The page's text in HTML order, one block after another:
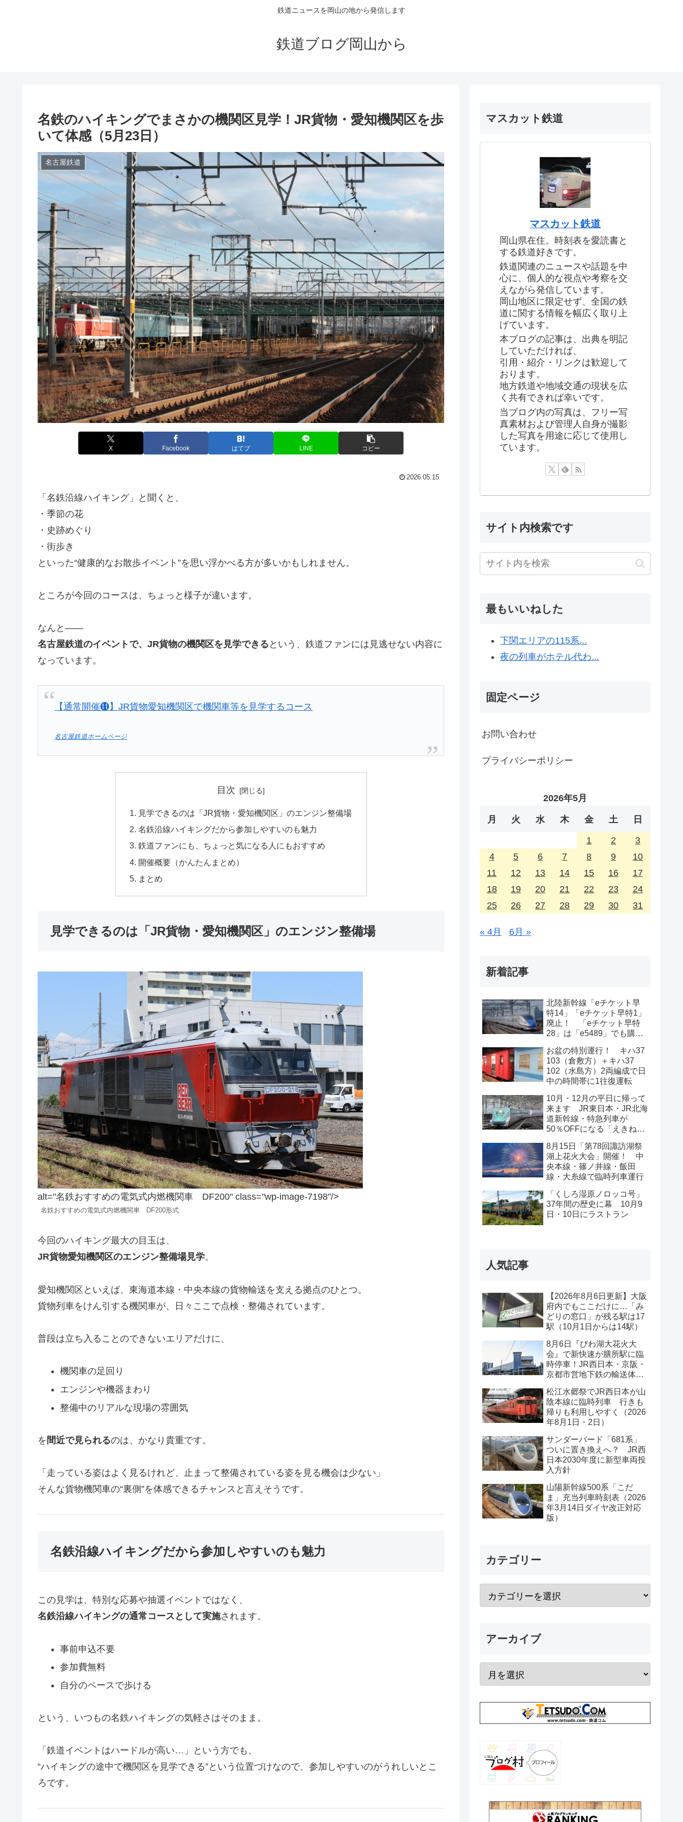
鉄道ニュースを岡山の地から発信します
鉄道ブログ岡山から
名鉄のハイキングでまさかの機関区見学！JR貨物・愛知機関区を歩
いて体感（5月23日）
名古屋鉄道
X Facebook はてブ LINE コピー
2026.05.15
「名鉄沿線ハイキング」と聞くと、
・季節の花
・史跡めぐり
・街歩き
といった“健康的なお散歩イベント”を思い浮かべる方が多いかもしれません。
ところが今回のコースは、ちょっと様子が違います。
なんと――
名古屋鉄道のイベントで、JR貨物の機関区を見学できる という、鉄道ファンには見逃せない内容に
なっています。
【通常開催⓫】JR貨物愛知機関区で機関車等を見学するコース
名古屋鉄道ホームページ
目次
見学できるのは「JR貨物・愛知機関区」のエンジン整備場
名鉄沿線ハイキングだから参加しやすいのも魅力
鉄道ファンにも、ちょっと気になる人にもおすすめ
開催概要（かんたんまとめ）
まとめ
見学できるのは「JR貨物・愛知機関区」のエンジン整備場
alt="名鉄おすすめの電気式内燃機関車 DF200" class="wp-image-7198"/>
名鉄おすすめの電気式内燃機関車 DF200形式
今回のハイキング最大の目玉は、
JR貨物愛知機関区のエンジン整備場見学。
愛知機関区といえば、東海道本線・中央本線の貨物輸送を支える拠点のひとつ。
貨物列車をけん引する機関車が、日々ここで点検・整備されています。
普段は立ち入ることのできないエリアだけに、
機関車の足回り
エンジンや機器まわり
整備中のリアルな現場の雰囲気
を 間近で見られるのは、かなり貴重です。
「走っている姿はよく見るけれど、止まって整備されている姿を見る機会は少ない」
そんな貨物機関車の“裏側”を体感できるチャンスと言えそうです。
名鉄沿線ハイキングだから参加しやすいのも魅力
この見学は、特別な応募や抽選イベントではなく、
名鉄沿線ハイキングの通常コースとして実施されます。
事前申込不要
参加費無料
自分のペースで歩ける
という、いつもの名鉄ハイキングの気軽さはそのまま。
「鉄道イベントはハードルが高い…」という方でも、
“ハイキングの途中で機関区を見学できる”という位置づけなので、参加しやすいのがうれしいとこ
ろです。
マスカット鉄道
マスカット鉄道
岡山県在住。時刻表を愛読書と
する鉄道好きです。
鉄道関連のニュースや話題を中
心に、個人的な視点や考察を交
えながら発信しています。
岡山地区に限定せず、全国の鉄
道に関する情報を幅広く取り上
げています。
本ブログの記事は、出典を明記
していただければ、
引用・紹介・リンクは歓迎して
おります。
地方鉄道や地域交通の現状を広
く共有できれば幸いです。
当ブログ内の写真は、フリー写
真素材および管理人自身が撮影
した写真を用途に応じて使用し
ています。
サイト内検索です
最もいいねした
下関エリアの115系...
夜の列車がホテル代わ...
固定ページ
お問い合わせ
プライバシーポリシー
2026年5月
月 火 水 木 金 土 日
1 2
3
4
5 6 7 8 9
10
11
12 13 14 15 16
17
18
19 20 21 22 23
24
25
26 27 28 29 30 31
« 4月 6月 »
新着記事
北陸新幹線「eチケット早
特14」「eチケット早特1」
廃止！ 「eチケット早特
28」は「e5489」でも購入
お盆の特別運行！ キハ37
103（倉敷方）＋キハ37
102（水島方）2両編成で日
中の時間帯に1往復運転
10月・12月の平日に帰って
来ます JR東日本・JR北海
道新幹線・特急列車が
50％OFFになる「えきねっ
8月15日「第78回諏訪湖祭
湖上花火大会」開催！ 中
央本線・篠ノ井線・飯田
線・大糸線で臨時列車運行
「くしろ湿原ノロッコ号」
37年間の歴史に幕 10月9
日・10日にラストラン
人気記事
【2026年8月6日更新】大阪
府内でもここだけに…「み
どりの窓口」が残る駅は17
駅（10月1日からは14駅）
8月6日『びわ湖大花火大
会』で新快速が膳所駅に臨
時停車！JR西日本・京阪・
京都市営地下鉄の輸送体系
松江水郷祭でJR西日本が山
陰本線に臨時列車 行きも
帰りも利用しやすく（2026
年8月1日・2日）
サンダーバード「681系」
ついに置き換えへ？ JR西
日本2030年度に新型車両投
入方針
山陽新幹線500系「こだ
ま」充当列車時刻表（2026
年3月14日ダイヤ改正対応
版）
カテゴリー
アーカイブ